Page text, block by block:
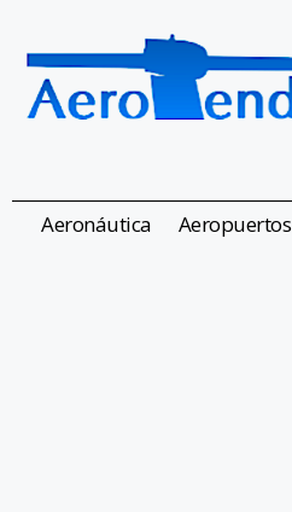
Aeronáutica Aeropuertos